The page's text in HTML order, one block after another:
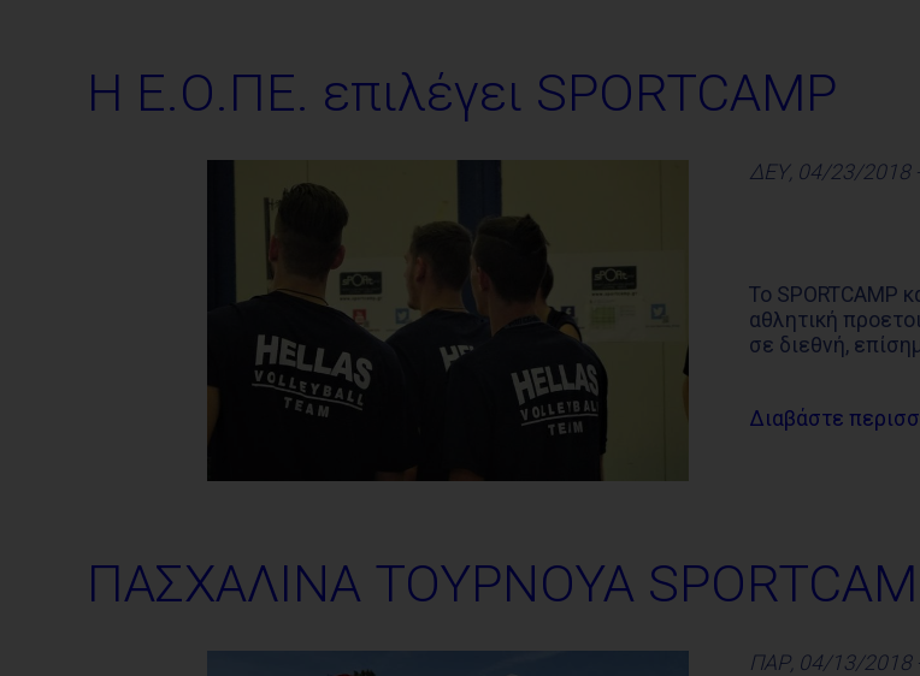
Η Ε.Ο.ΠΕ. επιλέγει SPORTCAMP
ΔΕΥ, 04/23/2018
Το SPORTCAMP
αθλητική
σε διεθνή,
Διαβάστε
ΠΑΣΧΑΛΙΝΑ ΤΟΥΡΝΟΥΑ
ΠΑΡ, 04/13/2018